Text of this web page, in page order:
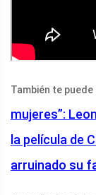
También te
mujeres”:
la película de
arruinado su